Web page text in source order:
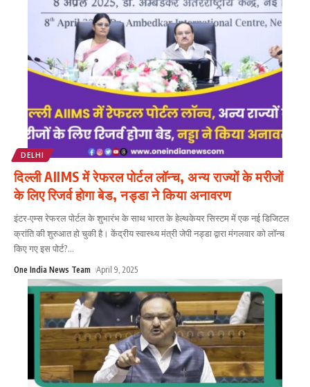
DELHI
दिल्ली AIIMS में रेफरल पोर्टल लॉन्च, अन्य राज्यों के मरीजों
के लिए रिजर्व होगा बेड, नड्डा ने किया अनावरण
इंटर-एम्स रेफरल पोर्टल के शुभारंभ के साथ भारत के हेल्थकेयर सिस्टम में एक नई डिजिटल
क्रांति की शुरुआत हो चुकी है। केंद्रीय स्वास्थ्य मंत्री जेपी नड्डा द्वारा मंगलवार को लॉन्च
किए गए इस पोर्ट?...
One India News Team April 9, 2025